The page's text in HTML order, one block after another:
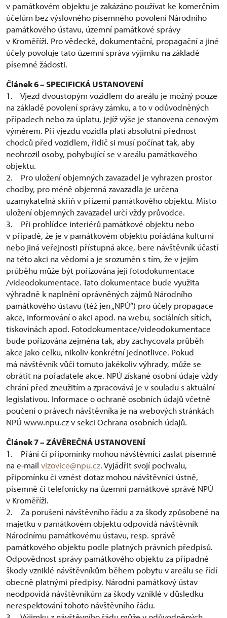
v památkovém objektu je zakázáno používat ke komerčním
účelům bez výslovného písemného povolení Národního
památkového ústavu, územní památkové správy
v Kroměříži. Pro vědecké, dokumentační, propagační a jiné
účely povoluje tato územní správa výjimku na základě
písemné žádosti.
Článek 6 – SPECIFICKÁ USTANOVENÍ
1. Vjezd dvoustopým vozidlem do areálu je možný pouze
na základě povolení správy zámku, a to v odůvodněných
případech nebo za úplatu, jejíž výše je stanovena cenovým
výměrem. Při vjezdu vozidla platí absolutní přednost
chodců před vozidlem, řidič si musí počínat tak, aby
neohrozil osoby, pohybující se v areálu památkového
objektu.
2. Pro uložení objemných zavazadel je vyhrazen prostor
chodby, pro méně objemná zavazadla je určena
uzamykatelná skříň v přízemí památkového objektu. Místo
uložení objemných zavazadel určí vždy průvodce.
3. Při prohlídce interiérů památkové objektu nebo
v případě, že je v památkovém objektu pořádána kulturní
nebo jiná veřejnosti přístupná akce, bere návštěvník účastí
na této akci na vědomí a je srozuměn s tím, že v jejím
průběhu může být pořizována její fotodokumentace
/videodokumentace. Tato dokumentace bude využita
výhradně k naplnění oprávněných zájmů Národního
památkového ústavu (též jen „NPÚ“) pro účely propagace
akce, informování o akci apod. na webu, sociálních sítích,
tiskovinách apod. Fotodokumentace/videodokumentace
bude pořizována zejména tak, aby zachycovala průběh
akce jako celku, nikoliv konkrétní jednotlivce. Pokud
má návštěvník vůči tomuto jakékoliv výhrady, může se
obrátit na pořadatele akce. NPÚ získané osobní údaje vždy
chrání před zneužitím a zpracovává je v souladu s aktuální
legislativou. Informace o ochraně osobních údajů včetně
poučení o právech návštěvníka je na webových stránkách
NPÚ www.npu.cz v sekci Ochrana osobních údajů.
Článek 7 – ZÁVĚREČNÁ USTANOVENÍ
1. Přání či připomínky mohou návštěvníci zaslat písemně
na e-mail vizovice@npu.cz. Vyjádřit svojí pochvalu,
připomínku či vznést dotaz mohou návštěvníci ústně,
písemně či telefonicky na územní památkové správě NPÚ
v Kroměříži.
2. Za porušení návštěvního řádu a za škody způsobené na
majetku v památkovém objektu odpovídá návštěvník
Národnímu památkovému ústavu, resp. správě
památkového objektu podle platných právních předpisů.
Odpovědnost správy památkového objektu za případné
škody vzniklé návštěvníkům během pobytu v areálu se řídí
obecně platnými předpisy. Národní památkový ústav
neodpovídá návštěvníkům za škody vzniklé v důsledku
nerespektování tohoto návštěvního řádu.